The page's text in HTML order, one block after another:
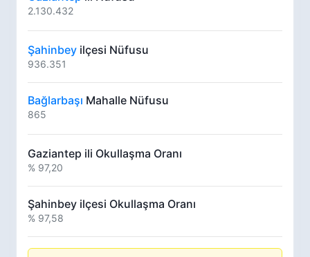
2.130.432
Şahinbey ilçesi Nüfusu
936.351
Bağlarbaşı Mahalle Nüfusu
865
Gaziantep ili Okullaşma Oranı
% 97,20
Şahinbey ilçesi Okullaşma Oranı
% 97,58